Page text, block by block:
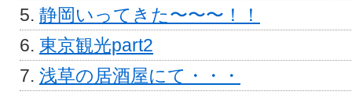
静岡いってきた〜〜〜！！
東京観光part2
浅草の居酒屋にて・・・